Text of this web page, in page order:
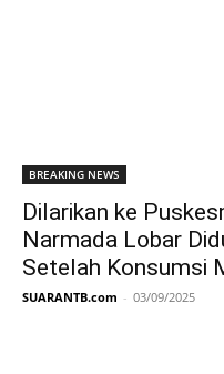
BREAKING NEWS
Dilarikan ke
Narmada Lobar
Setelah Konsumsi
SUARANTB.com - 03/09/2025